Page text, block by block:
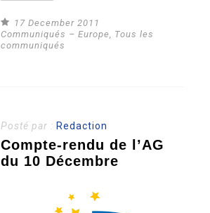
17 December 2011
Communiqués – Europe, Tous les
communiqués
Posté par : Redaction
Compte-rendu de l’AG
du 10 Décembre